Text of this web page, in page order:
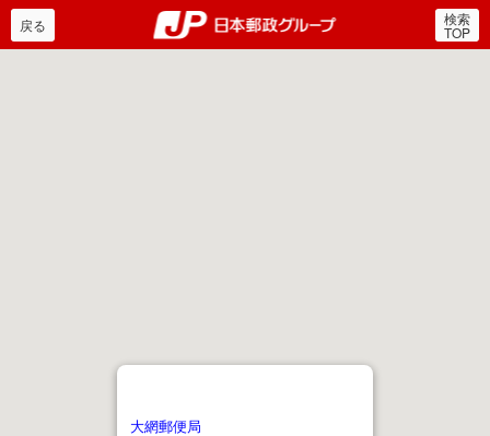
郵便局・日本郵政グルー
戻る 検索
TOP
大網郵便局